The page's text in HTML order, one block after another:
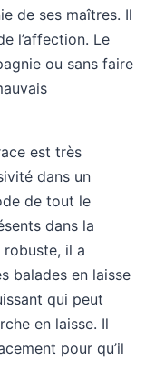
de ses maîtres. Il
l’affection. Le
ou sans faire
est très
dans un
de tout le
dans la
robuste, il a
balades en laisse
qui peut
en laisse. Il
pour qu’il